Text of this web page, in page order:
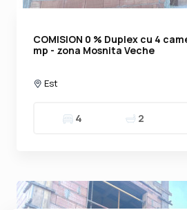
COMISION 0 % Duplex cu 4
mp - zona Mosnita Veche
Est
4 2